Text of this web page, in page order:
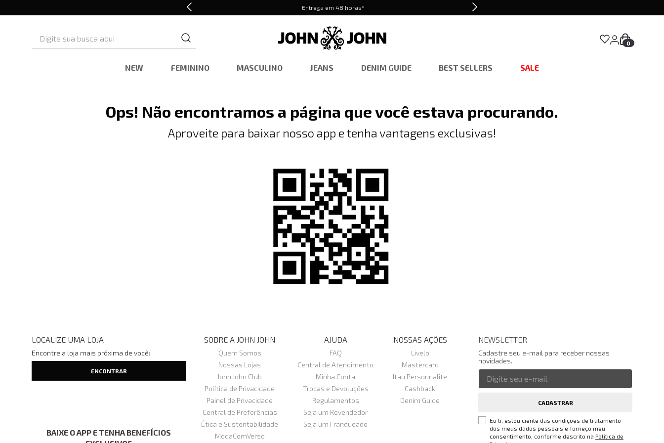
Entrega em 48 horas*
0
NEW FEMININO MASCULINO JEANS DENIM GUIDE BEST SELLERS SALE
Ops! Não encontramos a página que você estava procurando.
Aproveite para baixar nosso app e tenha vantagens exclusivas!
LOCALIZE UMA LOJA
Encontre a loja mais próxima de você:
BAIXE O APP E TENHA BENEFÍCIOS
SOBRE A JOHN JOHN
Quem Somos
Nossas Lojas
John John Club
Política de Privacidade
Painel de Privacidade
Central de Preferências
Ética e Sustentabilidade
ModaComVerso
AJUDA
FAQ
Central de Atendimento
Minha Conta
Trocas e Devoluções
Regulamentos
Seja um Revendedor
Seja um Franqueado
NOSSAS AÇÕES
Livelo
Mastercard
Itau Personnalite
Cashback
Denim Guide
NEWSLETTER
Cadastre seu e-mail para receber nossas
novidades.
CADASTRAR
Eu li, estou ciente das condições de tratamento
dos meus dados pessoais e forneço meu
consentimento, conforme descrito na Política de